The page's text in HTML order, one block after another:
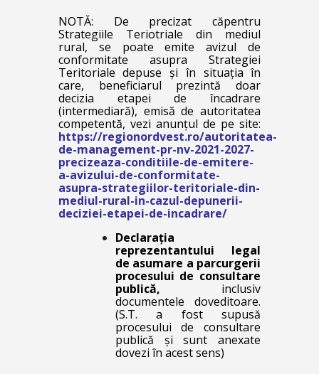
NOTĂ: De precizat căpentru
Strategiile Teriotriale din mediul
rural, se poate emite avizul de
conformitate asupra Strategiei
Teritoriale depuse și în situația în
care, beneficiarul prezintă doar
decizia etapei de încadrare
(intermediară), emisă de autoritatea
competentă, vezi anunțul de pe site:
https://regionordvest.ro/autoritatea-
de-management-pr-nv-2021-2027-
precizeaza-conditiile-de-emitere-
a-avizului-de-conformitate-
asupra-strategiilor-teritoriale-din-
mediul-rural-in-cazul-depunerii-
deciziei-etapei-de-incadrare/
Declarația
reprezentantului legal
de asumare a parcurgerii
procesului de consultare
publică, inclusiv
documentele doveditoare.
(S.T. a fost supusă
procesului de consultare
publică şi sunt anexate
dovezi în acest sens)